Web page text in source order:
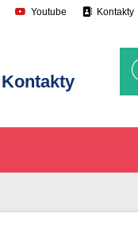
Youtube Kontakty
Kontakty